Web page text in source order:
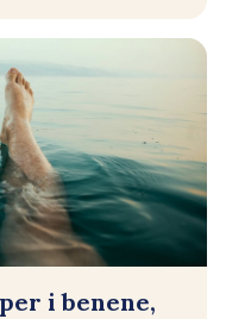
i benene,